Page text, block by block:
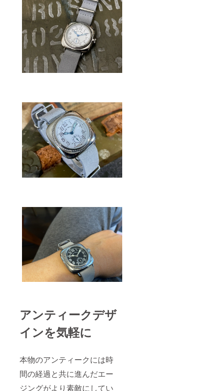
アンティークデザ
インを気軽に
本物のアンティークには時
間の経過と共に進んだエー
ジングがより素敵にしてい